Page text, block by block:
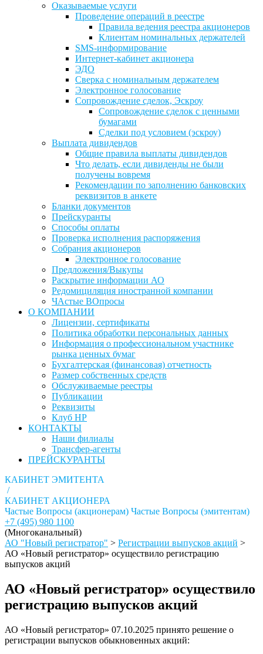
Оказываемые услуги
Проведение операций в реестре
Правила ведения реестра акционеров
Клиентам номинальных держателей
SMS-информирование
Интернет-кабинет акционера
ЭДО
Сверка с номинальным держателем
Электронное голосование
Сопровождение сделок, Эскроу
Сопровождение сделок с ценными
бумагами
Сделки под условием (эскроу)
Выплата дивидендов
Общие правила выплаты дивидендов
Что делать, если дивиденды не были
получены вовремя
Рекомендации по заполнению банковских
реквизитов в анкете
Бланки документов
Прейскуранты
Способы оплаты
Проверка исполнения распоряжения
Собрания акционеров
Электронное голосование
Предложения/Выкупы
Раскрытие информации АО
Редомициляция иностранной компании
ЧАстые ВОпросы
О КОМПАНИИ
Лицензии, сертификаты
Политика обработки персональных данных
Информация о профессиональном участнике
рынка ценных бумаг
Бухгалтерская (финансовая) отчетность
Размер собственных средств
Обслуживаемые реестры
Публикации
Реквизиты
Клуб НР
КОНТАКТЫ
Наши филиалы
Трансфер-агенты
ПРЕЙСКУРАНТЫ
КАБИНЕТ ЭМИТЕНТА
/
КАБИНЕТ АКЦИОНЕРА
Частые Вопросы (акционерам) Частые Вопросы (эмитентам)
+7 (495) 980 1100
(Многоканальный)
АО "Новый регистратор" > Регистрации выпусков акций >
АО «Новый регистратор» осуществило регистрацию
выпусков акций
АО «Новый регистратор» осуществило
регистрацию выпусков акций
АО «Новый регистратор» 07.10.2025 принято решение о
регистрации выпусков обыкновенных акций: